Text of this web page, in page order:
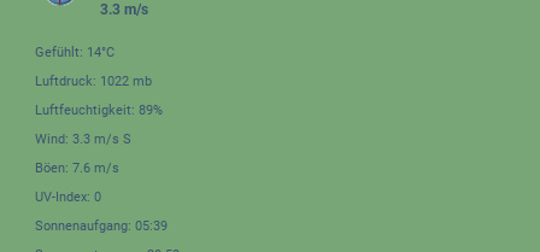
3.3 m/s
Gefühlt: 14°C
Luftdruck: 1022 mb
Luftfeuchtigkeit: 89%
Wind: 3.3 m/s S
Böen: 7.6 m/s
UV-Index: 0
Sonnenaufgang: 05:39